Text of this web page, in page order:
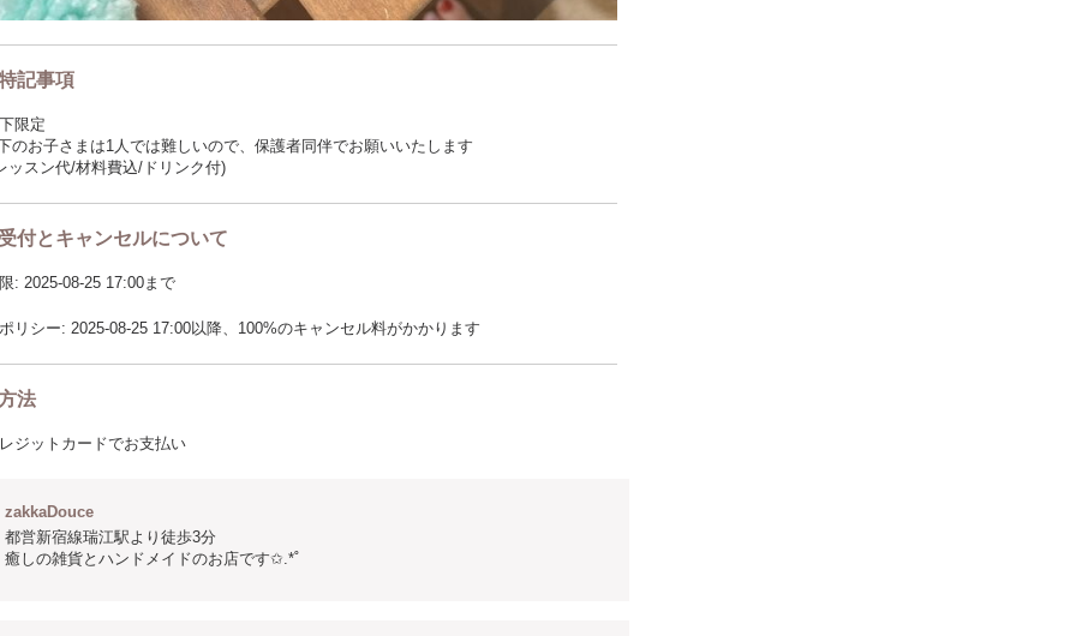
記事項
限定
のお子さまは1人では難しいので、保護者同伴でお願いいたします
スン代/材料費込/ドリンク付)
付とキャンセルについて
: 2025-08-25 17:00まで
リシー: 2025-08-25 17:00以降、100%のキャンセル料がかかります
法
ジットカードでお支払い
zakkaDouce
都営新宿線瑞江駅より徒歩3分
癒しの雑貨とハンドメイドのお店です✩.*˚